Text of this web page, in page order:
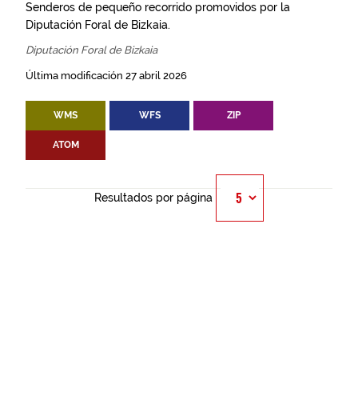
Senderos de pequeño recorrido promovidos por la
Diputación Foral de Bizkaia.
Diputación Foral de Bizkaia
Última modificación 27 abril 2026
WMS WFS ZIP
ATOM
Resultados por página